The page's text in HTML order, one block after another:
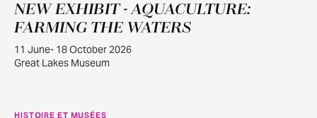
JUIN
11
NEW EXHIBIT - AQUACULTURE:
FARMING THE WATERS
11 June- 18 October 2026
Great Lakes Museum
HISTOIRE ET MUSÉES